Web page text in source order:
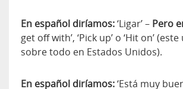
En español diríamos:‘Ligar’ – Pero
get off with’, ‘Pick up’ o ‘Hit on’
sobre todo en Estados Unidos).
En español diríamos:‘Está muy